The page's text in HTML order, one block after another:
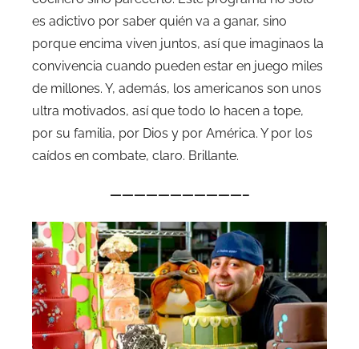
es adictivo por saber quién va a ganar, sino
porque encima viven juntos, así que imaginaos la
convivencia cuando pueden estar en juego miles
de millones. Y, además, los americanos son unos
ultra motivados, así que todo lo hacen a tope,
por su familia, por Dios y por América. Y por los
caídos en combate, claro. Brillante.
———————————–